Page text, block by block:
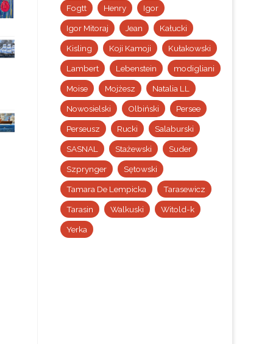
Fogtt Henry Igor
Igor Mitoraj Jean Kałucki
Kisling Koji Kamoji Kułakowski
Lambert Lebenstein modigliani
Moise Mojżesz Natalia LL
Nowosielski Olbiński Persee
Perseusz Rucki Salaburski
SASNAL Stażewski Suder
Szprynger Sętowski
Tamara De Lempicka Tarasewicz
Tarasin Walkuski Witold-k
Yerka